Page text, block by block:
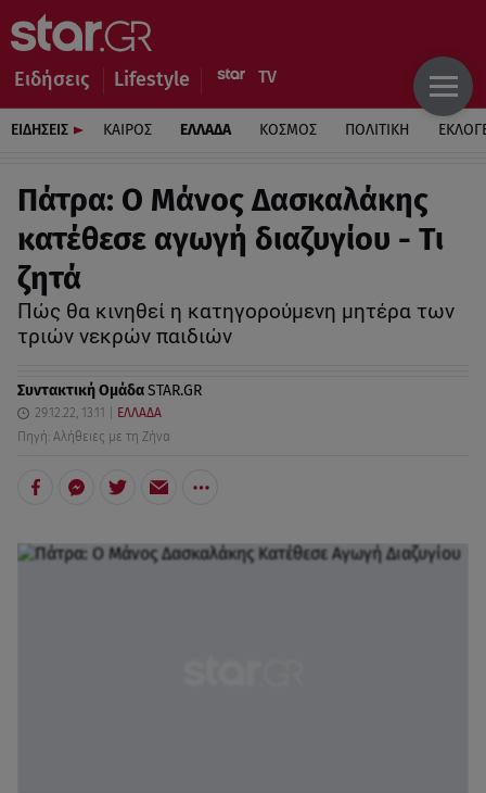
Ειδήσεις Lifestyle
ΕΙΔΗΣΕΙΣ ΚΑΙΡΟΣ ΕΛΛΑΔΑ ΚΟΣΜΟΣ ΠΟΛΙΤΙΚΗ
Πάτρα: Ο Μάνος Δασκαλάκης
κατέθεσε αγωγή διαζυγίου - Τι
ζητά
Πώς θα κινηθεί η κατηγορούμενη μητέρα των
τριών νεκρών παιδιών
Συντακτική ΟμάδαSTAR.GR
29.12.22, 13:11
ΕΛΛΑΔΑ
Πηγή: Αλήθειες με τη Ζήνα